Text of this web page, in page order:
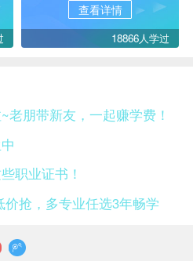
查看详情
18866人学过
老朋带新友，一起赚学费！
职业证书！
抢，多专业任选3年畅学